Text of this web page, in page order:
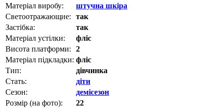
Матеріал виробу:
штучна шкіра
Светоотражающие:
так
Застібка:
так
Матеріал устілки:
фліс
Висота платформи:
2
Матеріал підкладки: фліс
Тип:
дівчинка
Стать:
діти
Сезон:
демісезон
Розмір (на фото):
22